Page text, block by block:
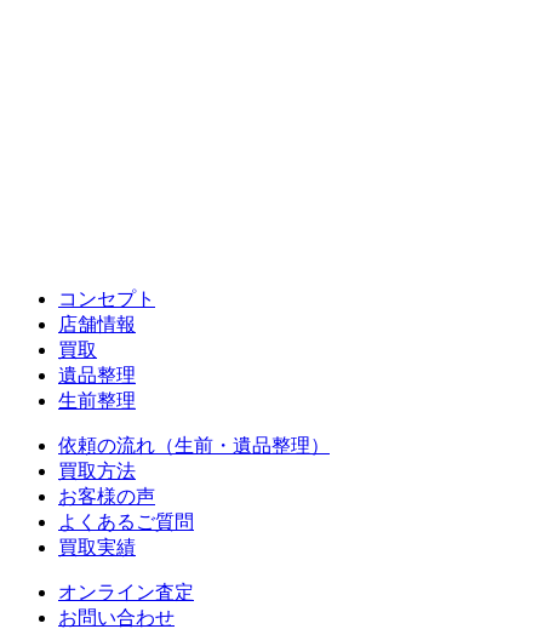
コンセプト
店舗情報
買取
遺品整理
生前整理
依頼の流れ（生前・遺品整理）
買取方法
お客様の声
よくあるご質問
買取実績
オンライン査定
お問い合わせ